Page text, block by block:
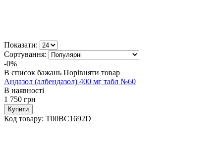
Показати:
Сортування:
-0%
В список бажань Порівняти товар
Андазол (албендазол) 400 мг табл №60
В наявності
1 750 грн
Купити
Код товару: T00BC1692D